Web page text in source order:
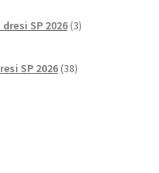
SP 2026 3izdelki
SP 2026 38izdelkov